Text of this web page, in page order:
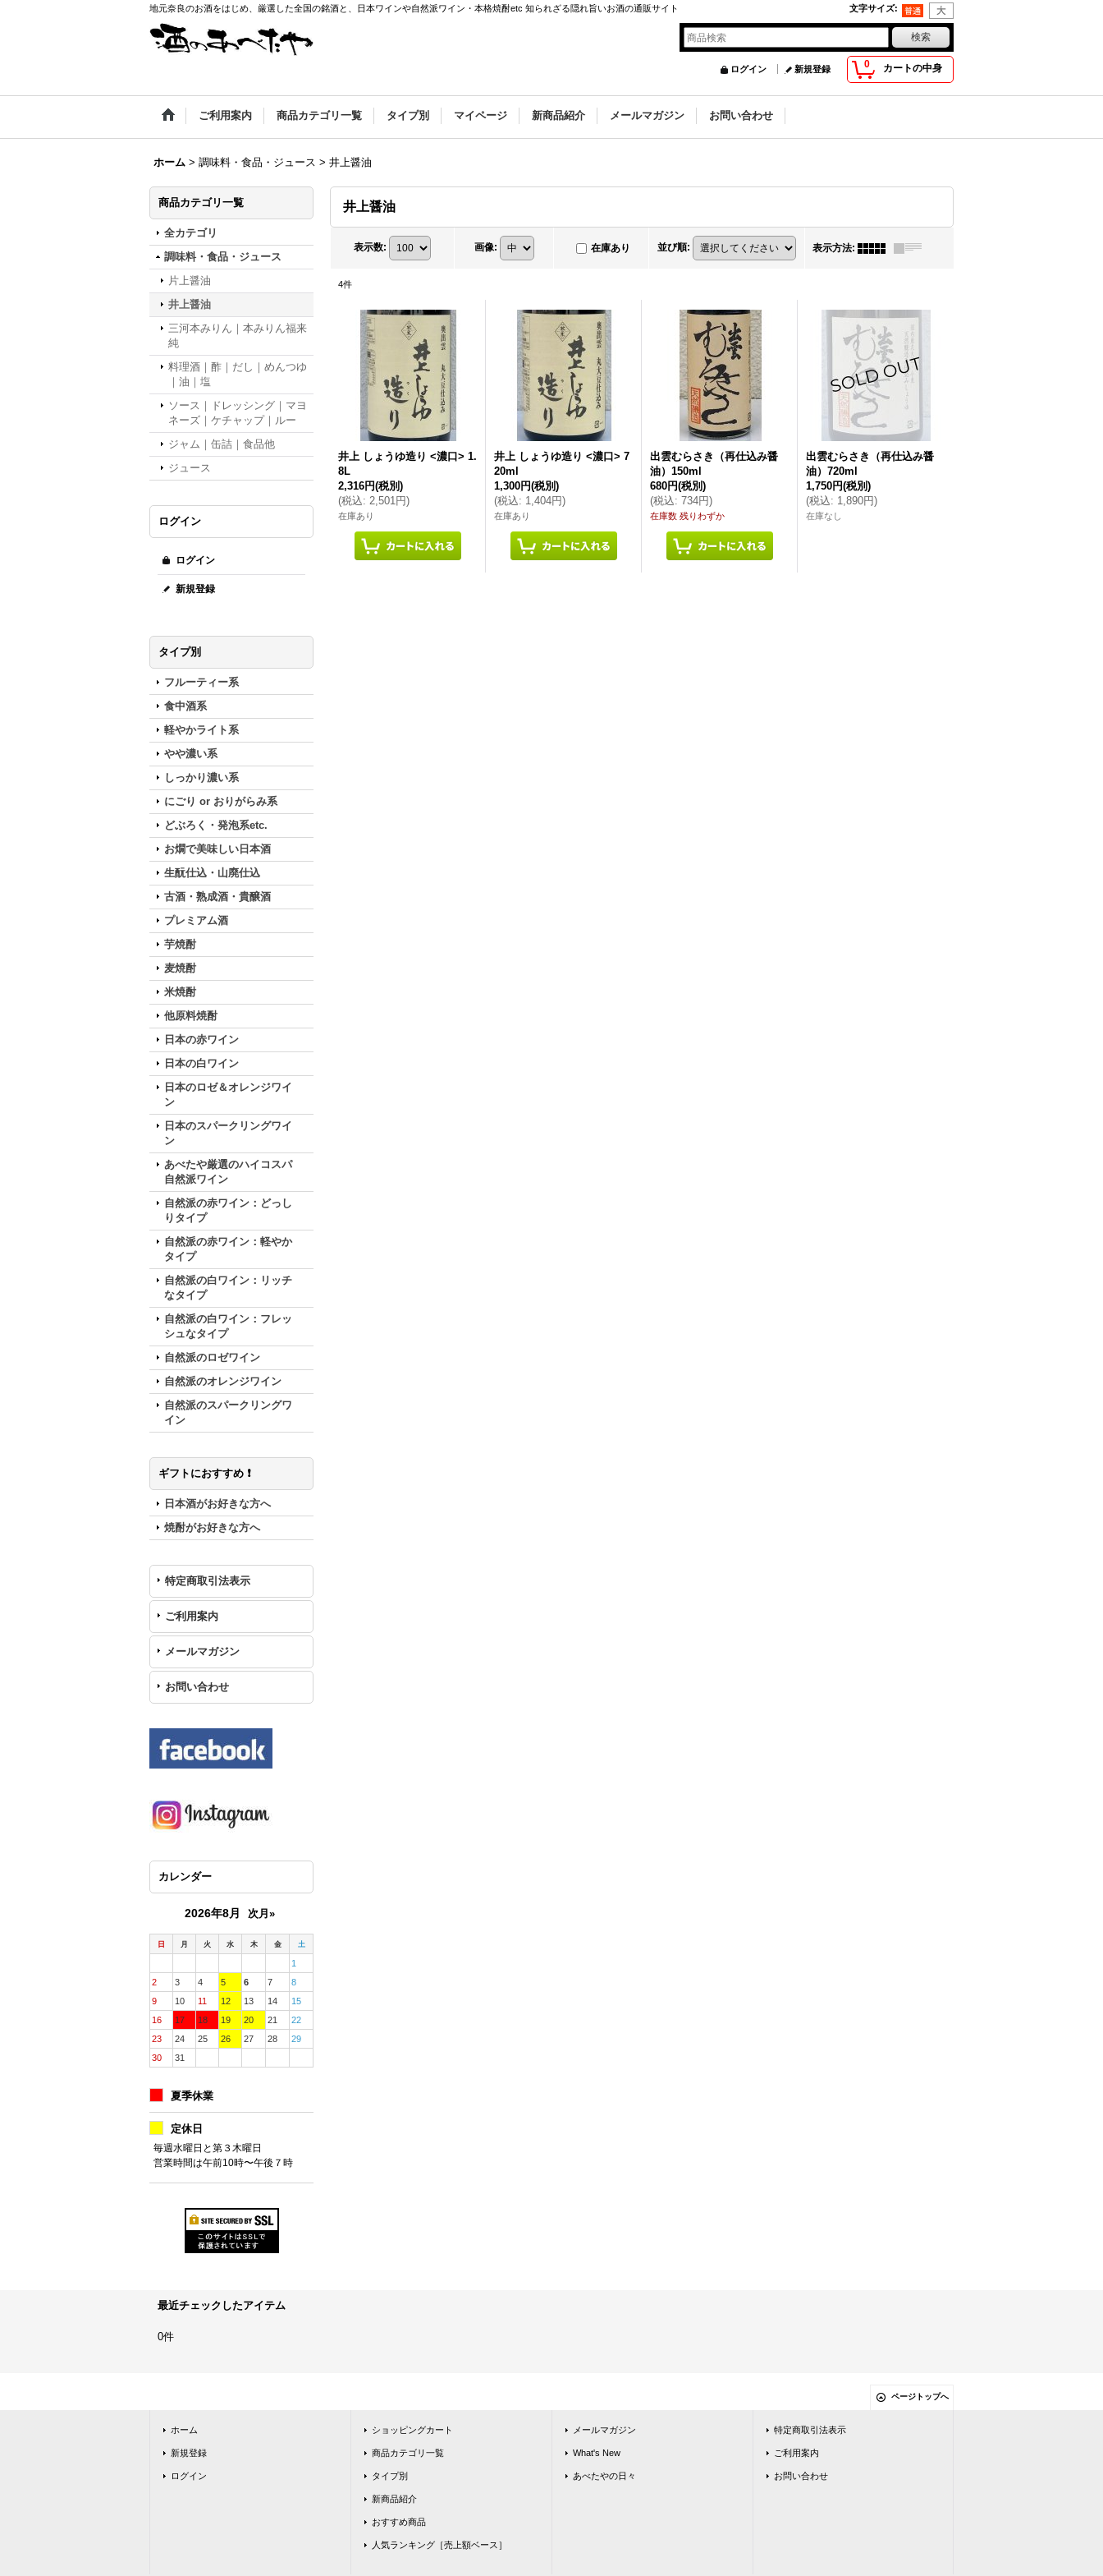
地元奈良のお酒をはじめ、厳選した全国の銘酒と、日本ワインや自然派ワイン・本格焼酎etc 知られざる隠れ旨いお酒の通販サイト 文字サイズ:
0 カートの中身
ログイン 新規登録
ご利用案内 商品カテゴリ一覧 タイプ別 マイページ 新商品紹介 メールマガジン お問い合わせ
ホーム > 調味料・食品・ジュース > 井上醤油
商品カテゴリ一覧
全カテゴリ
調味料・食品・ジュース
片上醤油
井上醤油
三河本みりん｜本みりん福来
純
料理酒｜酢｜だし｜めんつゆ
｜油｜塩
ソース｜ドレッシング｜マヨ
ネーズ｜ケチャップ｜ルー
ジャム｜缶詰｜食品他
ジュース
ログイン
ログイン
新規登録
タイプ別
フルーティー系
食中酒系
軽やかライト系
やや濃い系
しっかり濃い系
にごり or おりがらみ系
どぶろく・発泡系etc.
お燗で美味しい日本酒
生酛仕込・山廃仕込
古酒・熟成酒・貴醸酒
プレミアム酒
芋焼酎
麦焼酎
米焼酎
他原料焼酎
日本の赤ワイン
日本の白ワイン
日本のロゼ＆オレンジワイ
ン
日本のスパークリングワイ
ン
あべたや厳選のハイコスパ
自然派ワイン
自然派の赤ワイン：どっし
りタイプ
自然派の赤ワイン：軽やか
タイプ
自然派の白ワイン：リッチ
なタイプ
自然派の白ワイン：フレッ
シュなタイプ
自然派のロゼワイン
自然派のオレンジワイン
自然派のスパークリングワ
イン
ギフトにおすすめ ❗️
日本酒がお好きな方へ
焼酎がお好きな方へ
特定商取引法表示
ご利用案内
メールマガジン
お問い合わせ
カレンダー
2026年8月 次月»
日 月 火 水 木 金 土
1
2
3 4 5 6 7
8
9
10 11 12 13 14
15
16
17 18 19 20 21
22
23
24 25 26 27 28
29
30
31
夏季休業
定休日
毎週水曜日と第３木曜日
営業時間は午前10時〜午後７時
井上醤油
表示数: 画像: 在庫あり 並び順: 表示方法:
4件
井上 しょうゆ造り <濃口> 1.
8L
2,316円(税別)
(税込: 2,501円)
在庫あり
井上 しょうゆ造り <濃口> 7
20ml
1,300円(税別)
(税込: 1,404円)
在庫あり
出雲むらさき（再仕込み醤
油）150ml
680円(税別)
(税込: 734円)
在庫数 残りわずか
出雲むらさき（再仕込み醤
油）720ml
1,750円(税別)
(税込: 1,890円)
在庫なし
最近チェックしたアイテム
0件
ページトップへ
ホーム
新規登録
ログイン
ショッピングカート
商品カテゴリ一覧
タイプ別
新商品紹介
おすすめ商品
人気ランキング［売上額ベース］
メールマガジン
What's New
あべたやの日々
特定商取引法表示
ご利用案内
お問い合わせ